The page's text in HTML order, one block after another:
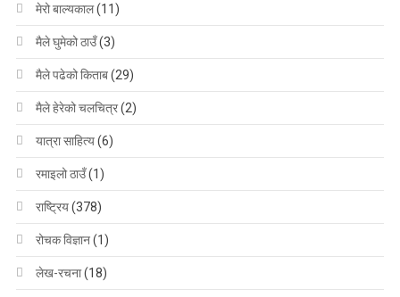
मेरो बाल्यकाल(11)
मैले घुमेको ठाउँ(3)
मैले पढेको किताब(29)
मैले हेरेको चलचित्र(2)
यात्रा साहित्य(6)
रमाइलो ठाउँ(1)
राष्ट्रिय(378)
रोचक विज्ञान(1)
लेख-रचना(18)